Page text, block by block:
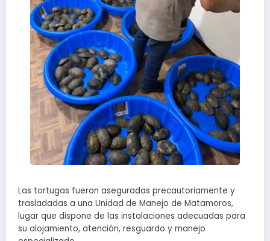
Las tortugas fueron aseguradas precautoriamente y
trasladadas a una Unidad de Manejo de Matamoros,
lugar que dispone de las instalaciones adecuadas para
su alojamiento, atención, resguardo y manejo